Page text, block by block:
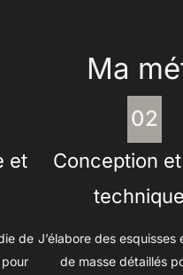
Ma
et
de
02
Conception
J’élabore des esquisses
de masse détaillés